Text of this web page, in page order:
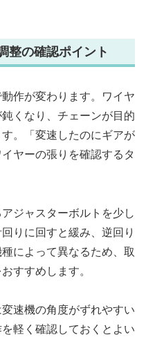
整の確認ポイント
作が変わります。ワイヤ
くなり、チェーンが目的
。「変速したのにギアが
ヤーの張りを確認するタ
ジャスターボルトを少し
りに回すと緩み、逆回り
によって異なるため、取
すすめします。
速機の角度がずれやすい
軽く確認しておくとよい